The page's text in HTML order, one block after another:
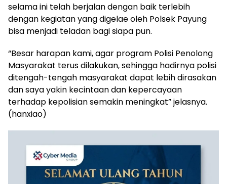
selama ini telah berjalan dengan baik terlebih
dengan kegiatan yang digelae oleh Polsek Payung
bisa menjadi teladan bagi siapa pun.
“Besar harapan kami, agar program Polisi Penolong
Masyarakat terus dilakukan, sehingga hadirnya polisi
ditengah-tengah masyarakat dapat lebih dirasakan
dan saya yakin kecintaan dan kepercayaan
terhadap kepolisian semakin meningkat” jelasnya.
(hanxiao)